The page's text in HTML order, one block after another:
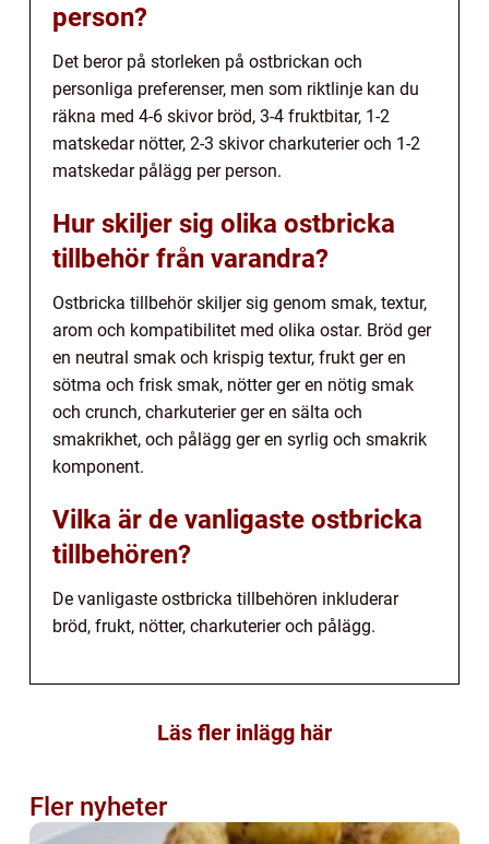
person?
Det beror på storleken på ostbrickan och
personliga preferenser, men som riktlinje kan du
räkna med 4-6 skivor bröd, 3-4 fruktbitar, 1-2
matskedar nötter, 2-3 skivor charkuterier och 1-2
matskedar pålägg per person.
Hur skiljer sig olika ostbricka
tillbehör från varandra?
Ostbricka tillbehör skiljer sig genom smak, textur,
arom och kompatibilitet med olika ostar. Bröd ger
en neutral smak och krispig textur, frukt ger en
sötma och frisk smak, nötter ger en nötig smak
och crunch, charkuterier ger en sälta och
smakrikhet, och pålägg ger en syrlig och smakrik
komponent.
Vilka är de vanligaste ostbricka
tillbehören?
De vanligaste ostbricka tillbehören inkluderar
bröd, frukt, nötter, charkuterier och pålägg.
Läs fler inlägg här
Fler nyheter